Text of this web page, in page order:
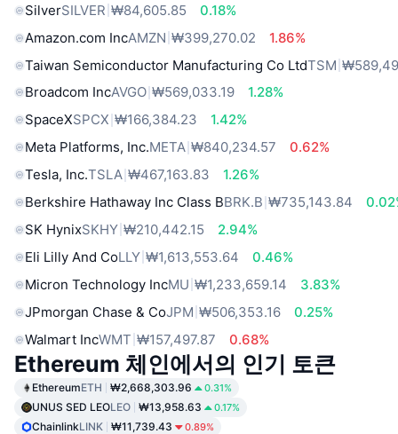
SilverSILVER ₩84,605.85
0.18%
Amazon.com IncAMZN ₩399,270.02
1.86%
Taiwan Semiconductor Manufacturing Co LtdTSM
Broadcom IncAVGO ₩569,033.19
1.28%
SpaceXSPCX ₩166,384.23
1.42%
Meta Platforms, Inc.META ₩840,234.57
0.62%
Tesla, Inc.TSLA ₩467,163.83
1.26%
Berkshire Hathaway Inc Class BBRK.B ₩735,143.84
SK HynixSKHY ₩210,442.15
2.94%
Eli Lilly And CoLLY ₩1,613,553.64
0.46%
Micron Technology IncMU ₩1,233,659.14
3.83%
JPmorgan Chase & CoJPM ₩506,353.16
0.25%
Walmart IncWMT ₩157,497.87 0.68%
Ethereum 체인에서의 인기 토큰
EthereumETH ₩2,668,303.96 0.31%
UNUS SED LEOLEO ₩13,958.63 0.17%
ChainlinkLINK ₩11,739.43 0.89%